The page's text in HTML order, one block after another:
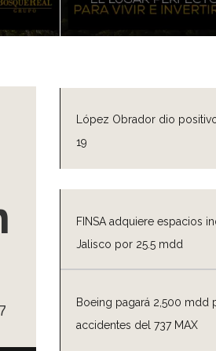
López Obrador dio
19
FINSA adquiere espacios
Jalisco por 25.5 mdd
Boeing pagará 2,500 mdd
accidentes del 737 MAX